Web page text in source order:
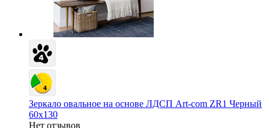
Зеркало овальное на основе ЛДСП Art-com ZR1 Черный
60х130
Нет отзывов